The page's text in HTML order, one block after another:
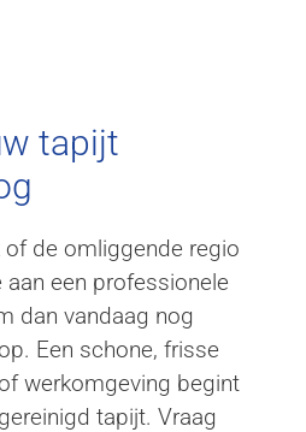
tapijt
of de omliggende regio
een professionele
dan vandaag nog
Een schone, frisse
werkomgeving begint
tapijt. Vraag